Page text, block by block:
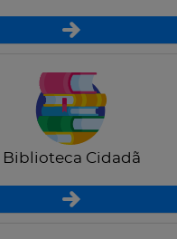
Biblioteca Cidadã